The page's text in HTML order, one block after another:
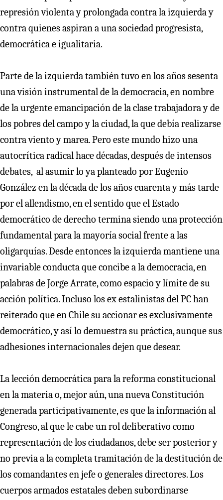
represión violenta y prolongada contra la izquierda y
contra quienes aspiran a una sociedad progresista,
democrática e igualitaria.
Parte de la izquierda también tuvo en los años sesenta
una visión instrumental de la democracia, en nombre
de la urgente emancipación de la clase trabajadora y de
los pobres del campo y la ciudad, la que debía realizarse
contra viento y marea. Pero este mundo hizo una
autocrítica radical hace décadas, después de intensos
debates, al asumir lo ya planteado por Eugenio
González en la década de los años cuarenta y más tarde
por el allendismo, en el sentido que el Estado
democrático de derecho termina siendo una protección
fundamental para la mayoría social frente a las
oligarquías. Desde entonces la izquierda mantiene una
invariable conducta que concibe a la democracia, en
palabras de Jorge Arrate, como espacio y límite de su
acción política. Incluso los ex estalinistas del PC han
reiterado que en Chile su accionar es exclusivamente
democrático, y así lo demuestra su práctica, aunque sus
adhesiones internacionales dejen que desear.
La lección democrática para la reforma constitucional
en la materia o, mejor aún, una nueva Constitución
generada participativamente, es que la información al
Congreso, al que le cabe un rol deliberativo como
representación de los ciudadanos, debe ser posterior y
no previa a la completa tramitación de la destitución de
los comandantes en jefe o generales directores. Los
cuerpos armados estatales deben subordinarse